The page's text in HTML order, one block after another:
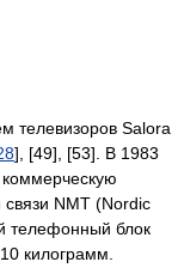
телевизоров Salora
], [49], [53]. В 1983
связи NMT (Nordic
телефонный блок
килограмм.